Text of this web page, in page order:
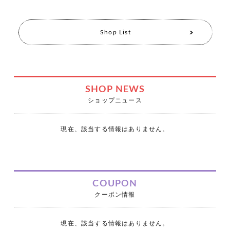
Shop List
SHOP NEWS
ショップニュース
現在、該当する情報はありません。
COUPON
クーポン情報
現在、該当する情報はありません。